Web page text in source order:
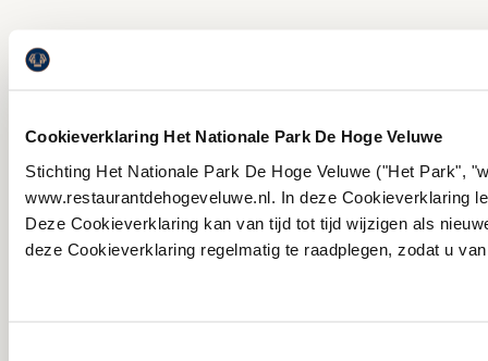
Cookieverklaring Het Nationale Park De Hoge Veluwe
Stichting Het Nationale Park De Hoge Veluwe ("Het Park",
www.restaurantdehogeveluwe.nl. In deze Cookieverklaring
Deze Cookieverklaring kan van tijd tot tijd wijzigen als
deze Cookieverklaring regelmatig te raadplegen, zodat u